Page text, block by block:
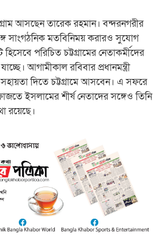
আসছেন তারেক রহমান। বন্দরনগরীর
সাংগঠনিক মতবিনিময় করারও সুযোগ
পরিচিত চট্টগ্রামের নেতাকর্মীদের
আগামীকাল রবিবার প্রধানমন্ত্রী
সহায়তা দিতে চট্টগ্রামে আসবেন। এ সফরে
ইসলামের শীর্ষ নেতাদের সঙ্গেও তিনি
রয়েছে।